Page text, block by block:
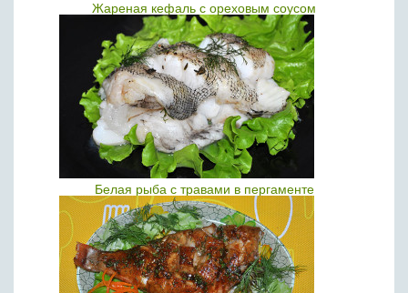
Жареная кефаль с ореховым соусом
Белая рыба с травами в пергаменте